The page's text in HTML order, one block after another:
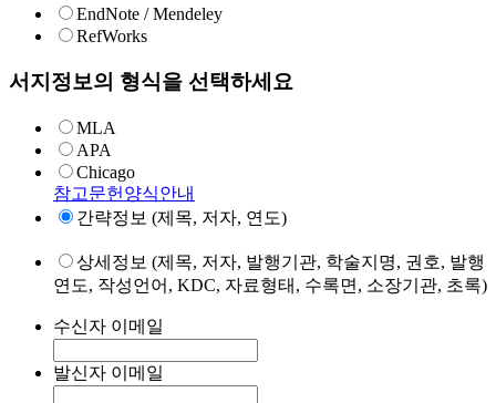
EndNote / Mendeley
RefWorks
서지정보의 형식을 선택하세요
MLA
APA
Chicago
참고문헌양식안내
간략정보 (제목, 저자, 연도)
상세정보 (제목, 저자, 발행기관, 학술지명, 권호, 발행
연도, 작성언어, KDC, 자료형태, 수록면, 소장기관, 초록)
수신자 이메일
발신자 이메일